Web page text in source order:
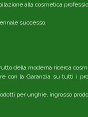
alla cosmetica
successo.
della moderna ricerca
con la Garanzia su tutti i
per unghie, ingrosso